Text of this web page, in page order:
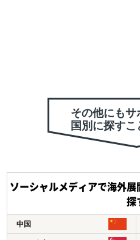
メント、オペレーションサポ
功する為の下記のようなサポ
・アメリカ、ヨーロッパでの
ケティングサポート
・効率的かつ低リスクでのア
・戦略的パートナーマネジメ
・アメリカでのM&A
・アメリカでの会計、人事、
その他にもサ
国別に探す
ソーシャルメディアで海外展
探
中国